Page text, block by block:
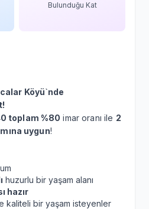
Bulunduğu Kat
Köyü`nde
toplam %80 imar oranı ile 2
uygun!
huzurlu bir yaşam alanı
hazır
kaliteli bir yaşam isteyenler